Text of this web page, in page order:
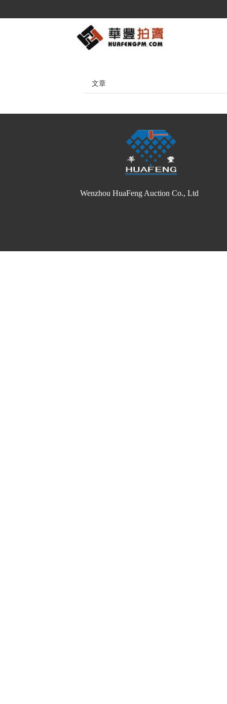
文章
Wenzhou HuaFeng Auction Co., Ltd